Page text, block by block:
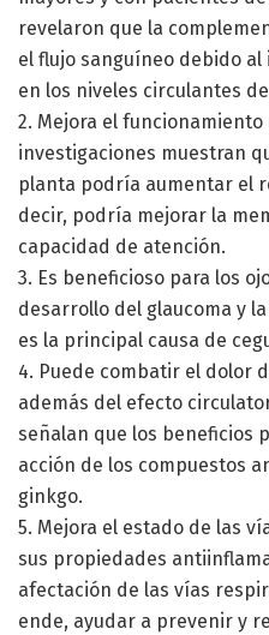
revelaron que la
el flujo sanguíneo debido
en los niveles circulantes
2. Mejora el
investigaciones muestran
planta podría aumentar el
decir, podría mejorar la
capacidad de atención.
3. Es beneficioso para los
desarrollo del glaucoma y
es la principal causa de
4. Puede combatir el dolor
además del efecto
señalan que los beneficios
acción de los compuestos
ginkgo.
5. Mejora el estado de las
sus propiedades
afectación de las vías
ende, ayudar a prevenir y